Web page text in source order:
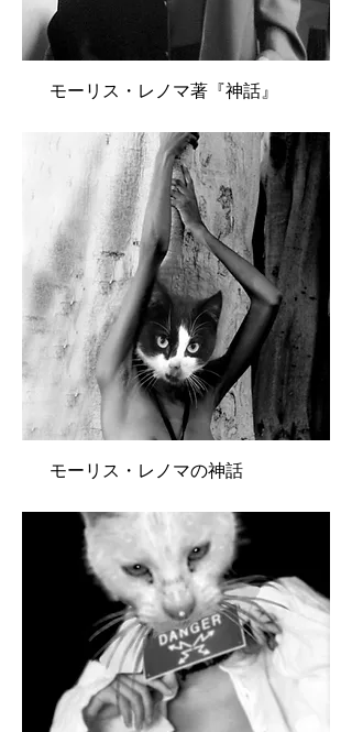
モーリス・レノマ著『神話』
モーリス・レノマの神話